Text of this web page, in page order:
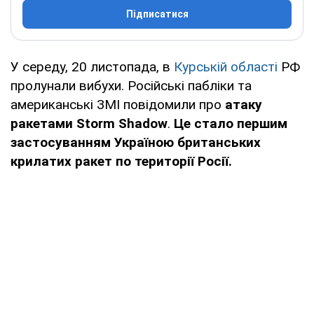
Підписатися
У середу, 20 листопада, в Курській області РФ
пролунали вибухи. Російські пабліки та
американські ЗМІ повідомили про атаку
ракетами Storm Shadow. Це стало першим
застосуванням Україною британських
крилатих ракет по території Росії.